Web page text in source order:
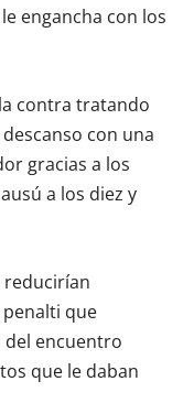
engancha con los
contra tratando
con una
gracias a los
a los diez y
reducirían
que
del encuentro
que le daban